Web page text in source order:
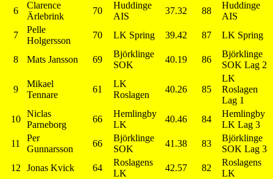
6
Clarence
Ärlebrink
70
Huddinge
AIS
37.32 88
Huddinge
AIS
7
Pelle
Holgersson
70 LK Spring 39.42 87 LK Spring
8 Mats Jansson 69
Björklinge
SOK
40.19 86
Björklinge
SOK Lag 2
9
Mikael
Tennare
61
LK
Roslagen
40.26 85
LK
Roslagen
Lag 1
10
Niclas
Parneborg
66
Hemlingby
LK
40.46 84
Hemlingby
LK Lag 3
11
Per
Gunnarsson
66
Björklinge
SOK
41.38 83
Björklinge
SOK Lag 3
12
Jonas Kvick 64
Roslagens
LK
42.57 82
Roslagens
LK